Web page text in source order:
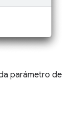
parámetro de